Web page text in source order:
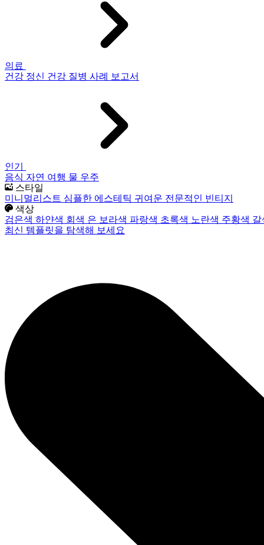
의료
건강 정신 건강 질병 사례 보고서
인기
음식 자연 여행 물 우주
스타일
미니멀리스트 심플한 에스테틱 귀여운 전문적인 빈티지
색상
검은색 하얀색 회색 은 보라색 파랑색 초록색 노란색 주황색
최신 템플릿을 탐색해 보세요